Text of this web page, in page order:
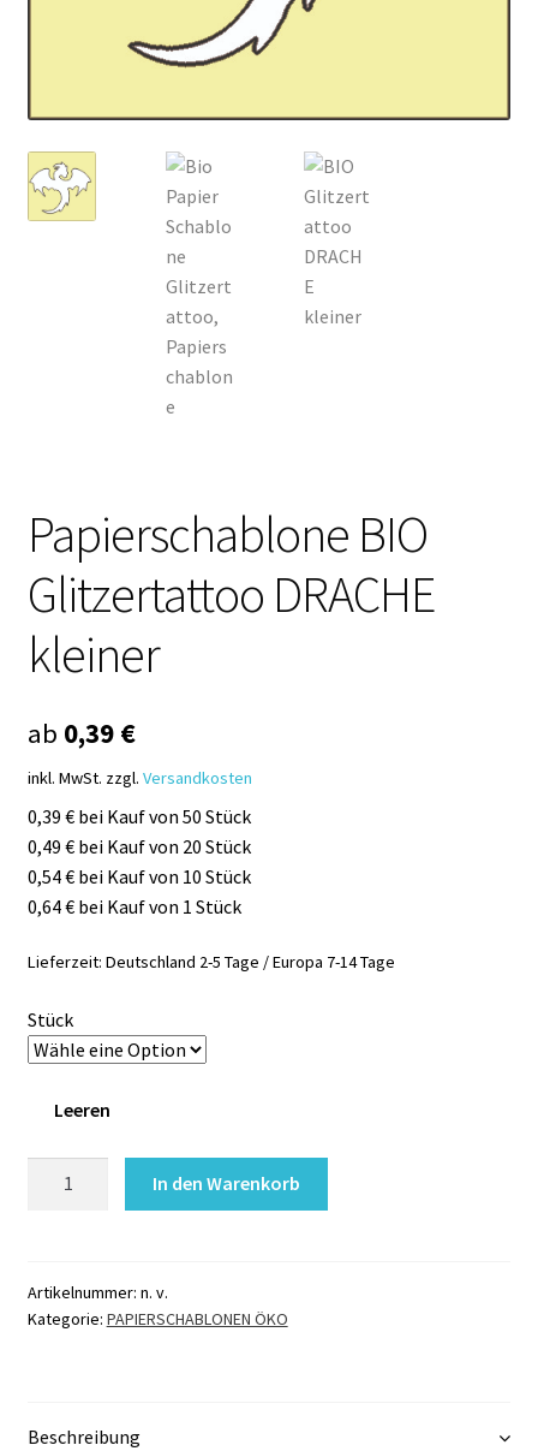
Versandbedingungen
Warenkorb
Widerrufsbelehrung / Muster-Widerrufsformular
Zahlungsbedingungen
Papierschablone BIO
Glitzertattoo DRACHE
kleiner
ab 0,39 €
inkl. MwSt. zzgl. Versandkosten
0,39 € bei Kauf von 50 Stück
0,49 € bei Kauf von 20 Stück
0,54 € bei Kauf von 10 Stück
0,64 € bei Kauf von 1 Stück
Lieferzeit: Deutschland 2-5 Tage / Europa 7-14 Tage
Stück
Leeren
kleiner
Menge
In den Warenkorb
Artikelnummer: n. v.
Kategorie: PAPIERSCHABLONEN ÖKO
Beschreibung